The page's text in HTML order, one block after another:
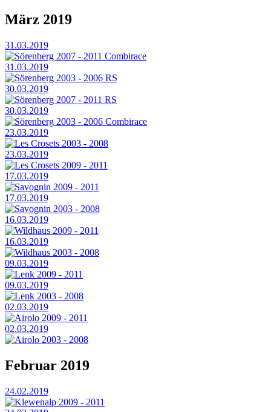
März 2019
31.03.2019
Sörenberg 2007 - 2011 Combirace
31.03.2019
Sörenberg 2003 - 2006 RS
30.03.2019
Sörenberg 2007 - 2011 RS
30.03.2019
Sörenberg 2003 - 2006 Combirace
23.03.2019
Les Crosets 2003 - 2008
23.03.2019
Les Crosets 2009 - 2011
17.03.2019
Savognin 2009 - 2011
17.03.2019
Savognin 2003 - 2008
16.03.2019
Wildhaus 2009 - 2011
16.03.2019
Wildhaus 2003 - 2008
09.03.2019
Lenk 2009 - 2011
09.03.2019
Lenk 2003 - 2008
02.03.2019
Airolo 2009 - 2011
02.03.2019
Airolo 2003 - 2008
Februar 2019
24.02.2019
Klewenalp 2009 - 2011